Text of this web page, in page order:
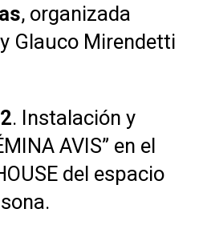
, organizada
Glauco Mirendetti
. Instalación y
AVIS” en el
del espacio